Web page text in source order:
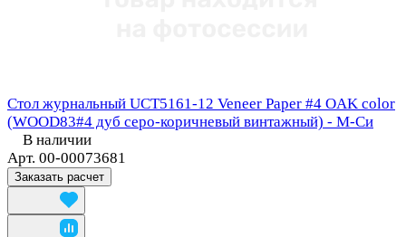
Стол журнальный UCT5161-12 Veneer Paper #4 OAK color
(WOOD83#4 дуб серо-коричневый винтажный) - М-Си
В наличии
Арт. 00-00073681
Заказать расчет